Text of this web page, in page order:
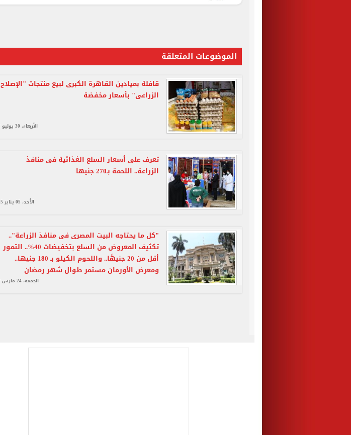
الموضوعات المتعلقة
قافلة بميادين القاهرة الكبرى لبيع منتجات "الإصلاح
الزراعى" بأسعار مخفضة
الأربعاء، 30 يوليو 2025 02:15 م
تعرف على أسعار السلع الغذائية فى منافذ
الزراعة.. اللحمة بـ270 جنيها
الأحد، 05 يناير 2025 11:33 ص
"كل ما يحتاجه البيت المصرى فى منافذ الزراعة"..
تكثيف المعروض من السلع بتخفيضات 40%.. التمور
أقل من 20 جنيهًا.. واللحوم الكيلو بـ 180 جنيها..
ومعرض الأورمان مستمر طوال شهر رمضان
الجمعة، 24 مارس 2023 04:00 م